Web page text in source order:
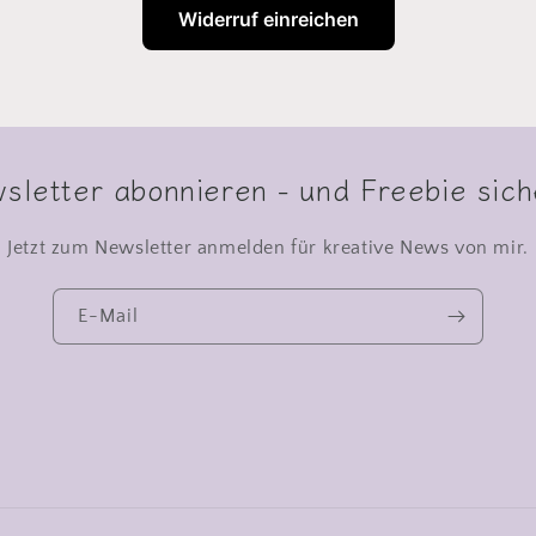
Widerruf einreichen
abonnieren - und Freebie
Jetzt zum Newsletter anmelden für kreative News von mir.
E-Mail